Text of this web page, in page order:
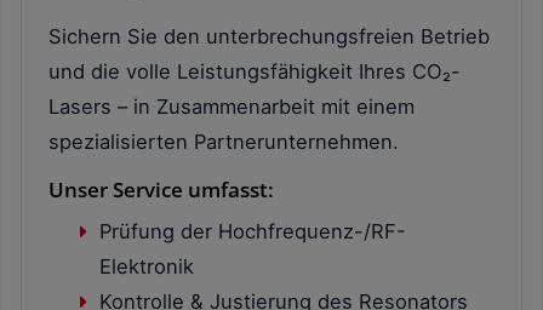
Sichern Sie den unterbrechungsfreien Betrieb
und die volle Leistungsfähigkeit Ihres CO₂-
Lasers – in Zusammenarbeit mit einem
spezialisierten Partnerunternehmen.
Unser Service umfasst:
Prüfung der Hochfrequenz-/RF-
Elektronik
Kontrolle & Justierung des Resonators